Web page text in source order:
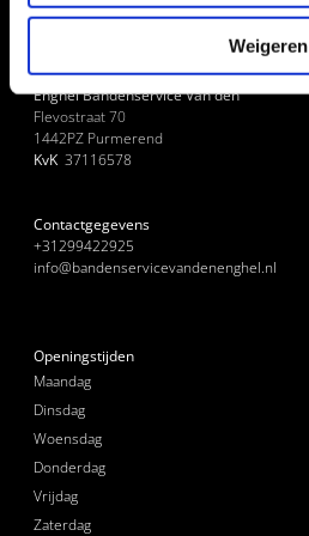
Weigeren
Enghel Bandenservice Van den
Flevostraat 70
1442PZ Purmerend
KvK 37116578
Contactgegevens
+31299422925
info@bandenservicevandenenghel.nl
Openingstijden
Maandag
Dinsdag
Woensdag
Donderdag
Vrijdag
Zaterdag